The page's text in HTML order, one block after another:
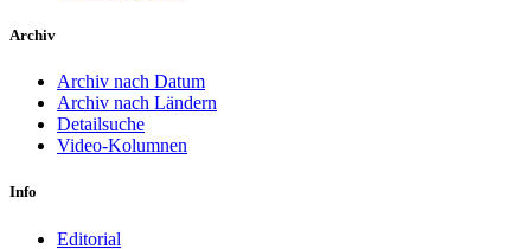
Archiv
Archiv nach Datum
Archiv nach Ländern
Detailsuche
Video-Kolumnen
Info
Editorial